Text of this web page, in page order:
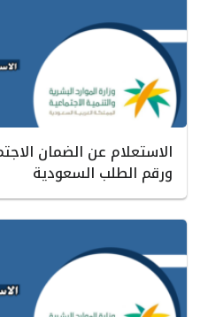
الاستعلام عن الضمان
ورقم الطلب السعودية